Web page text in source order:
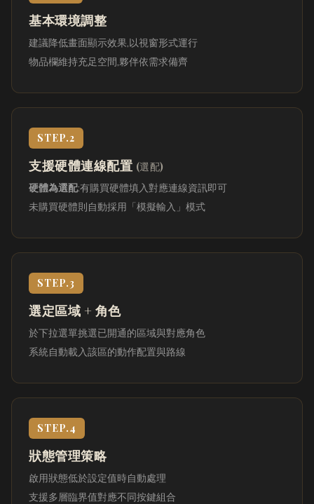
基本環境調整
建議降低畫面顯示效果,以視窗形式運行
物品欄維持充足空間,夥伴依需求備齊
STEP.2
支援硬體連線配置 (選配)
硬體為選配:有購買硬體填入對應連線資訊即可
未購買硬體則自動採用「模擬輸入」模式
STEP.3
選定區域 + 角色
於下拉選單挑選已開通的區域與對應角色
系統自動載入該區的動作配置與路線
STEP.4
狀態管理策略
啟用狀態低於設定值時自動處理
支援多層臨界值對應不同按鍵組合